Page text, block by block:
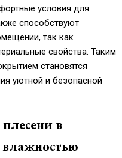
условия для
способствуют
так как
свойства. Таким
становятся
уютной и безопасной
в